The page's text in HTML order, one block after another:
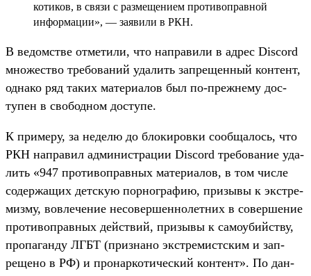
котиков, в свя­зи с раз­мещени­ем про­тивоп­равной
информа­ции», — заяви­ли в РКН.
В ведомс­тве отме­тили, что нап­равили в адрес Discord
мно­жес­тво тре­бова­ний уда­лить зап­рещен­ный кон­тент,
одна­ко ряд таких матери­алов был по‑преж­нему дос­
тупен в сво­бод­ном дос­тупе.
К при­меру, за неделю до бло­киров­ки сооб­щалось, что
РКН нап­равил адми­нис­тра­ции Discord тре­бова­ние уда­
лить «947 про­тивоп­равных матери­алов, в том чис­ле
содер­жащих дет­скую пор­ногра­фию, при­зывы к экс­тре­
миз­му, вов­лечение несовер­шенно­лет­них в совер­шение
про­тивоп­равных дей­ствий, при­зывы к само­убий­ству,
про­паган­ду ЛГБТ (приз­нано экс­тре­мист­ским и зап­
рещено в РФ) и про­нар­котичес­кий кон­тент». По дан­